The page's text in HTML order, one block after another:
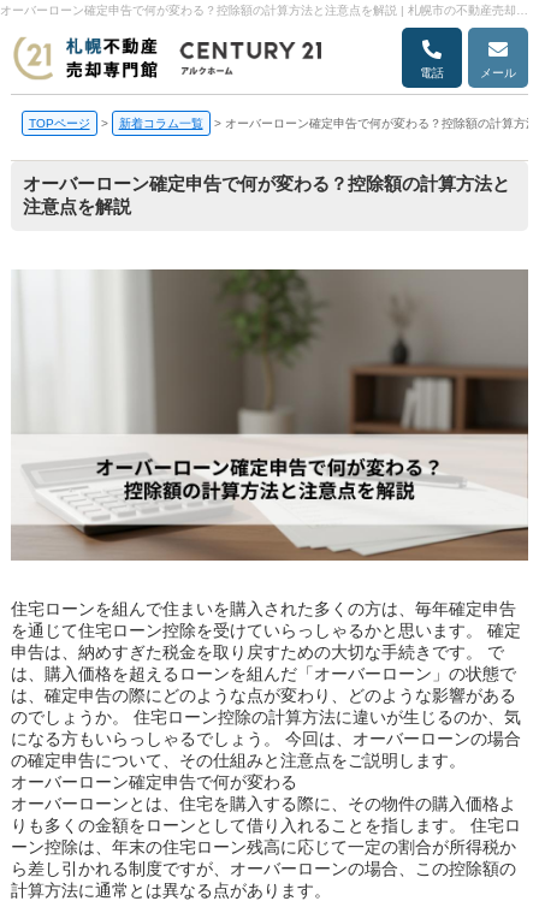
電話 メール
TOPページ > 新着コラム一覧 > オーバーローン確定申告で何が変わる？控除額の計算方
オーバーローン確定申告で何が変わる？控除額の計算方法と
注意点を解説
住宅ローンを組んで住まいを購入された多くの方は、毎年確定申告
を通じて住宅ローン控除を受けていらっしゃるかと思います。 確定
申告は、納めすぎた税金を取り戻すための大切な手続きです。 で
は、購入価格を超えるローンを組んだ「オーバーローン」の状態で
は、確定申告の際にどのような点が変わり、どのような影響がある
のでしょうか。 住宅ローン控除の計算方法に違いが生じるのか、気
になる方もいらっしゃるでしょう。 今回は、オーバーローンの場合
の確定申告について、その仕組みと注意点をご説明します。
オーバーローン確定申告で何が変わる
オーバーローンとは、住宅を購入する際に、その物件の購入価格よ
りも多くの金額をローンとして借り入れることを指します。 住宅ロ
ーン控除は、年末の住宅ローン残高に応じて一定の割合が所得税か
ら差し引かれる制度ですが、オーバーローンの場合、この控除額の
計算方法に通常とは異なる点があります。